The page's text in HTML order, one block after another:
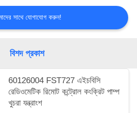
সাথে যোগাযোগ করুন!
বিশদ প্রকাশ
60126004 FST727 এইচবিসি
রেডিওমেটিক রিমোট কন্ট্রোল কংক্রিট পাম্প
খুচরা যন্ত্রাংশ